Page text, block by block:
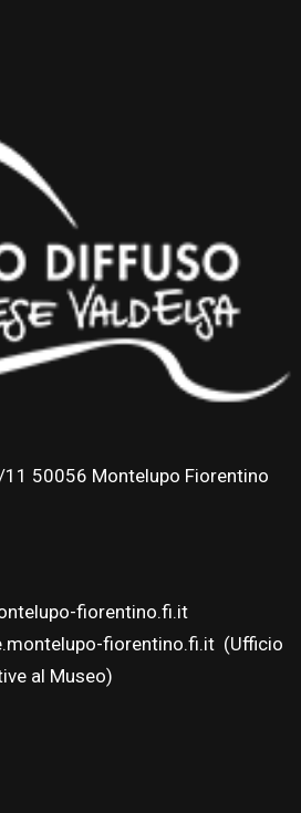
11 50056 Montelupo Fiorentino
fiorentino.fi.it
fiorentino.fi.it (Ufficio
al Museo)